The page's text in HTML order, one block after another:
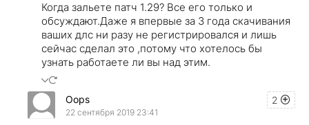
Когда зальете патч 1.29? Все его только и
обсуждают.Даже я впервые за 3 года скачивания
ваших длс ни разу не регистрировался и лишь
сейчас сделал это ,потому что хотелось бы
узнать работаете ли вы над этим.
2
Oops
22 сентября 2019 23:41